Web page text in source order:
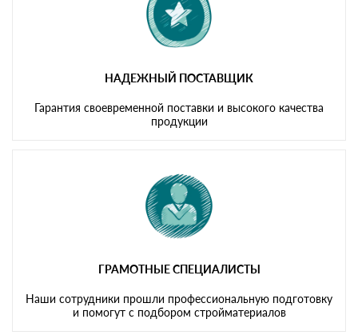
НАДЕЖНЫЙ ПОСТАВЩИК
Гарантия своевременной поставки и высокого качества
продукции
ГРАМОТНЫЕ СПЕЦИАЛИСТЫ
Наши сотрудники прошли профессиональную подготовку
и помогут с подбором стройматериалов